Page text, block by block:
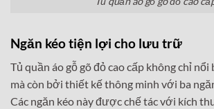
Ngăn kéo tiện lợi cho lưu trữ
Tủ quần áo gỗ gõ đỏ cao cấp không chỉ
mà còn bởi thiết kế thông minh với ba
Các ngăn kéo này được chế tác với kích